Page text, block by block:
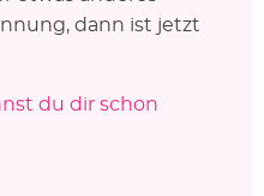
dann ist jetzt
du dir schon